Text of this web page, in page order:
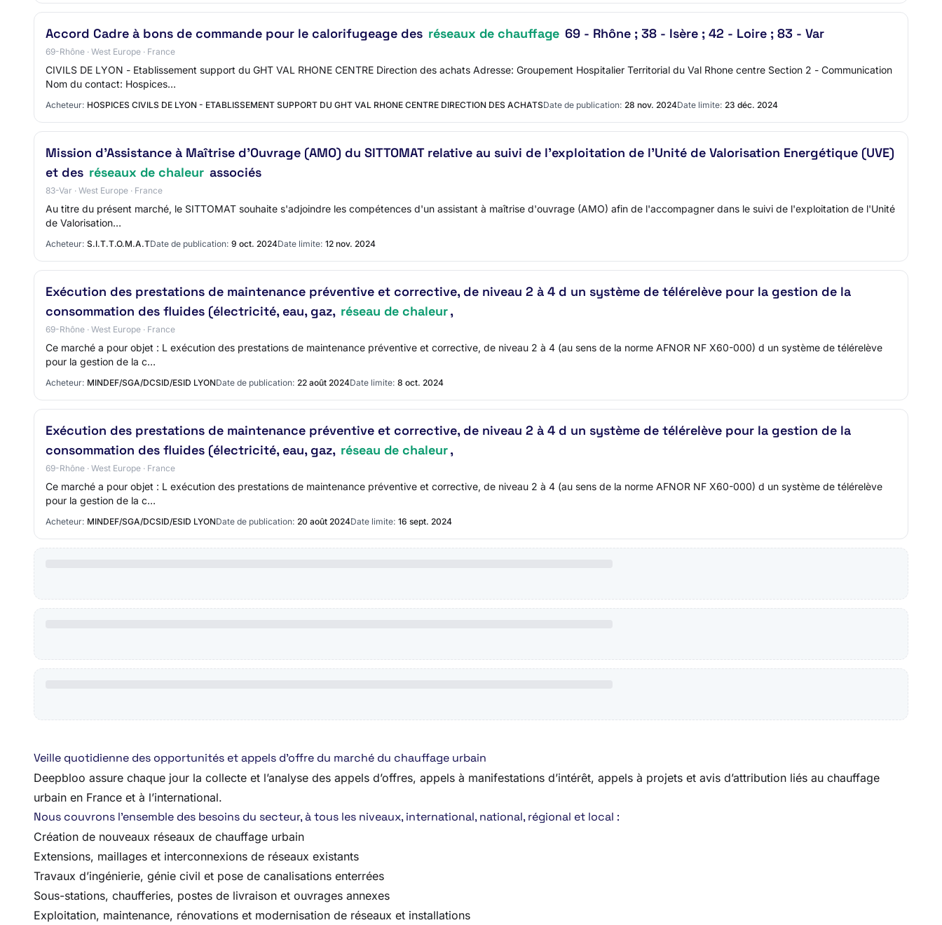
Accord Cadre à bons de commande pour le calorifugeage des réseaux de chauffage 69 - Rhône ; 38 - Isère ; 42 - Loire ; 83 - Var
69-Rhône · West Europe · France
CIVILS DE LYON - Etablissement support du GHT VAL RHONE CENTRE Direction des achats Adresse: Groupement Hospitalier Territorial du Val Rhone centre Section 2 - Communication
Nom du contact: Hospices…
Acheteur: HOSPICES CIVILS DE LYON - ETABLISSEMENT SUPPORT DU GHT VAL RHONE CENTRE DIRECTION DES ACHATSDate de publication: 28 nov. 2024Date limite: 23 déc. 2024
Mission d'Assistance à Maîtrise d'Ouvrage (AMO) du SITTOMAT relative au suivi de l'exploitation de l'Unité de Valorisation Energétique (UVE)
et des réseaux de chaleur associés
83-Var · West Europe · France
Au titre du présent marché, le SITTOMAT souhaite s'adjoindre les compétences d'un assistant à maîtrise d'ouvrage (AMO) afin de l'accompagner dans le suivi de l'exploitation de l'Unité
de Valorisation…
Acheteur: S.I.T.T.O.M.A.TDate de publication: 9 oct. 2024Date limite: 12 nov. 2024
Exécution des prestations de maintenance préventive et corrective, de niveau 2 à 4 d un système de télérelève pour la gestion de la
consommation des fluides (électricité, eau, gaz, réseau de chaleur,
69-Rhône · West Europe · France
Ce marché a pour objet : L exécution des prestations de maintenance préventive et corrective, de niveau 2 à 4 (au sens de la norme AFNOR NF X60-000) d un système de télérelève
pour la gestion de la c…
Acheteur: MINDEF/SGA/DCSID/ESID LYONDate de publication: 22 août 2024Date limite: 8 oct. 2024
Exécution des prestations de maintenance préventive et corrective, de niveau 2 à 4 d un système de télérelève pour la gestion de la
consommation des fluides (électricité, eau, gaz, réseau de chaleur,
69-Rhône · West Europe · France
Ce marché a pour objet : L exécution des prestations de maintenance préventive et corrective, de niveau 2 à 4 (au sens de la norme AFNOR NF X60-000) d un système de télérelève
pour la gestion de la c…
Acheteur: MINDEF/SGA/DCSID/ESID LYONDate de publication: 20 août 2024Date limite: 16 sept. 2024
Veille quotidienne des opportunités et appels d’offre du marché du chauffage urbain
Deepbloo assure chaque jour la collecte et l’analyse des appels d’offres, appels à manifestations d’intérêt, appels à projets et avis d’attribution liés au chauffage
urbain en France et à l’international.
Nous couvrons l’ensemble des besoins du secteur, à tous les niveaux, international, national, régional et local :
Création de nouveaux réseaux de chauffage urbain
Extensions, maillages et interconnexions de réseaux existants
Travaux d’ingénierie, génie civil et pose de canalisations enterrées
Sous-stations, chaufferies, postes de livraison et ouvrages annexes
Exploitation, maintenance, rénovations et modernisation de réseaux et installations